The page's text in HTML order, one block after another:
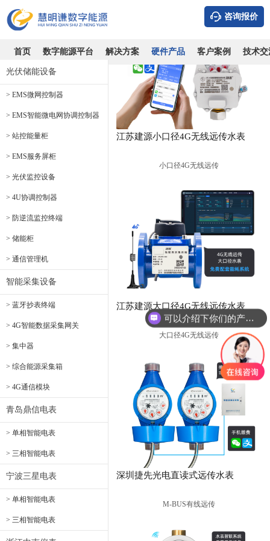
咨询报价
首页 数字能源平台 解决方案 硬件产品 客户案例 技术交
光伏储能设备
> EMS微网控制器
> EMS智能微电网协调控制器
> 站控能量柜
> EMS服务屏柜
> 光伏监控设备
> 4U协调控制器
> 防逆流监控终端
> 储能柜
> 通信管理机
智能采集设备
> 蓝牙抄表终端
> 4G智能数据采集网关
> 集中器
> 综合能源采集箱
> 4G通信模块
青岛鼎信电表
> 单相智能电表
> 三相智能电表
宁波三星电表
> 单相智能电表
> 三相智能电表
江苏建源小口径4G无线远传水表
小口径4G无线远传
江苏建源大口径4G无线远传水表
大口径4G无线远传
深圳捷先光电直读式远传水表
M-BUS有线远传
可以介绍下你们的产品么